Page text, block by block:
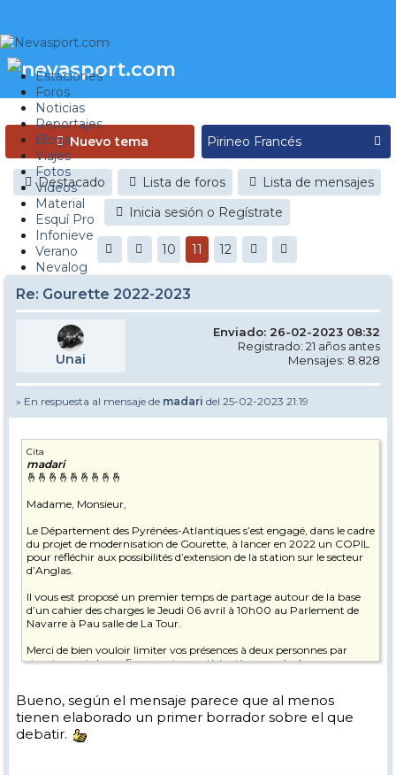
Estaciones
Foros
Noticias
Reportajes
Blogs
Viajes
Fotos
Videos
Material
Esquí Pro
Infonieve
Verano
Nevalog
Nuevo tema
Destacado Lista de foros
Lista de mensajes
Inicia sesión o Regístrate
10 11 12
Re: Gourette 2022-2023
Unai
Enviado: 26-02-2023 08:32
Registrado: 21 años antes
Mensajes: 8.828
» En respuesta al mensaje de madari del 25-02-2023 21:19
Cita
madari
🤞🤞🤞🤞🤞🤞🤞🤞🤞
Madame, Monsieur,
Le Département des Pyrénées-Atlantiques s’est engagé, dans le cadre
du projet de modernisation de Gourette, à lancer en 2022 un COPIL
pour réfléchir aux possibilités d’extension de la station sur le secteur
d’Anglas.
Il vous est proposé un premier temps de partage autour de la base
d’un cahier des charges le Jeudi 06 avril à 10h00 au Parlement de
Navarre à Pau salle de La Tour.
Merci de bien vouloir limiter vos présences à deux personnes par
structures et de confirmer votre participation auprès de mon
Comptant sur votre présence,
Recevez, Madame, Monsieur, mes cordiales salutations.
Bueno, según el mensaje parece que al menos
tienen elaborado un primer borrador sobre el que
debatir.